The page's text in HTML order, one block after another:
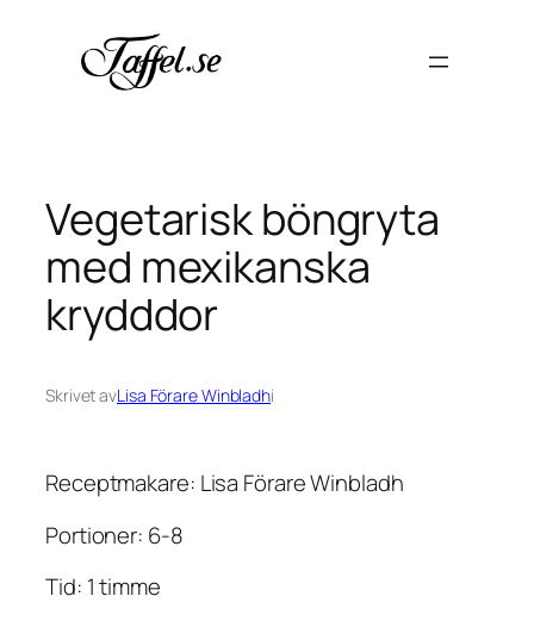
innehåll
Vegetarisk böngryta
med mexikanska
krydddor
Skrivet avLisa Förare Winbladhi
Receptmakare: Lisa Förare Winbladh
Portioner: 6-8
Tid: 1 timme